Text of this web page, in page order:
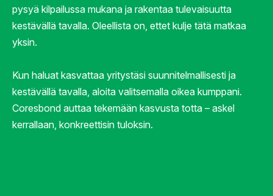
pysyä kilpailussa mukana ja rakentaa tulevaisuutta
kestävällä tavalla. Oleellista on, ettet kulje tätä matkaa
yksin.
Kun haluat kasvattaa yritystäsi suunnitelmallisesti ja
kestävällä tavalla, aloita valitsemalla oikea kumppani.
Coresbond auttaa tekemään kasvusta totta – askel
kerrallaan, konkreettisin tuloksin.